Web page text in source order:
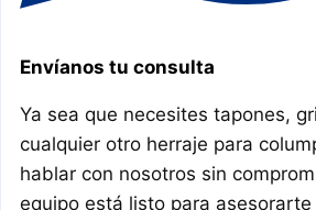
Envíanos tu consulta
Ya sea que necesites tapones,
cualquier otro herraje para
hablar con nosotros sin
equipo está listo para